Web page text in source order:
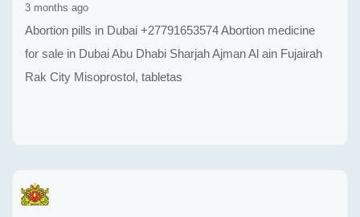
3 months ago
Abortion pills in Dubai +27791653574 Abortion medicine
for sale in Dubai Abu Dhabi Sharjah Ajman Al ain Fujairah
Rak City Misoprostol, tabletas